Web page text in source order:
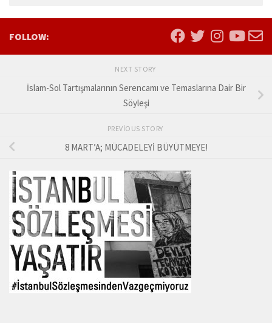
FOLLOW:
NEXT STORY
İslam-Sol Tartışmalarının Serencamı ve Temaslarına Dair Bir
Söyleşi
PREVIOUS STORY
8 MART’A; MÜCADELEYİ BÜYÜTMEYE!